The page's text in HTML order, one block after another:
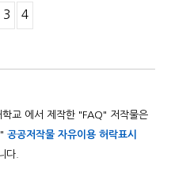
3 4
학교 에서 제작한 "FAQ" 저작물은
" 공공저작물 자유이용 허락표시
다.